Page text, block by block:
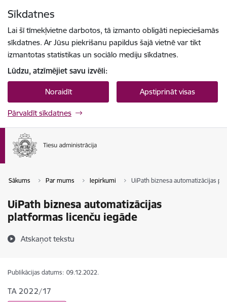
Sīkdatnes
Lai šī tīmekļvietne darbotos, tā izmanto obligāti nepieciešamās
sīkdatnes. Ar Jūsu piekrišanu papildus šajā vietnē var tikt
izmantotas statistikas un sociālo mediju sīkdatnes.
Lūdzu, atzīmējiet savu izvēli:
Noraidīt Apstiprināt visas
Pārvaldīt sīkdatnes
Sākums Par mums Iepirkumi UiPath biznesa automatizācijas
UiPath biznesa automatizācijas
platformas licenču iegāde
Atskaņot tekstu
Publikācijas datums: 09.12.2022.
TA 2022/17